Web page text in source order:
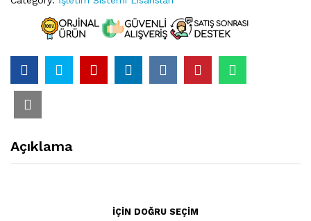
Açıklama
İÇİN DOĞRU SEÇİM